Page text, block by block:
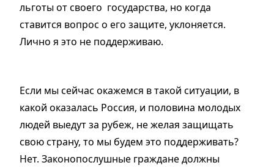
льготы от своего государства, но когда
ставится вопрос о его защите, уклоняется.
Лично я это не поддерживаю.
Если мы сейчас окажемся в такой ситуации, в
какой оказалась Россия, и половина молодых
людей выедут за рубеж, не желая защищать
свою страну, то мы будем это поддерживать?
Нет. Законопослушные граждане должны